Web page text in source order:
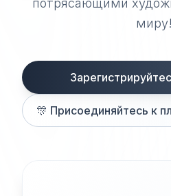
потрясающими
миру!
🎊 Присоединяйтесь к